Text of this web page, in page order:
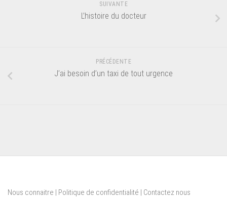
SUIVANTE
L’histoire du docteur
PRÉCÉDENTE
J’ai besoin d’un taxi de tout urgence
Nous connaitre | Politique de confidentialité | Contactez nous